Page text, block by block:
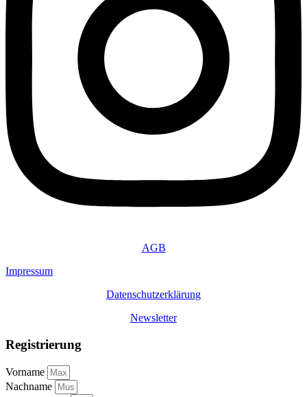
AGB
Impressum
Datenschutzerklärung
Newsletter
Registrierung
Vorname
Nachname